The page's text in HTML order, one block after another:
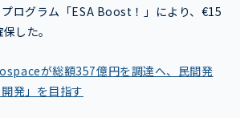
ログラム「ESA Boost！」により、€15
した。
が総額357億円を調達へ、民間発
発」を目指す